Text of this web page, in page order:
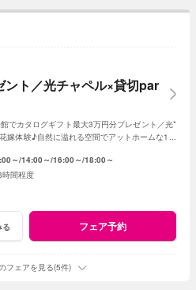
ント／光チャペル×貸切par
でカタログギフト最大3万円分プレゼント／光*
嫁体験♪自然に溢れる空間でアットホームな1日
～ 14:00～ 16:00～ 18:00～
時間程度
る フェア予約
フェアを見る(5件)